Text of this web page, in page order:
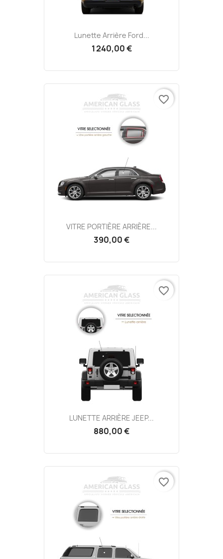
Lunette Arrière Ford...
1 240,00 €
VITRE PORTIÈRE ARRIÈRE...
390,00 €
favorite_border
LUNETTE ARRIÈRE JEEP...
880,00 €
favorite_border
favorite_border